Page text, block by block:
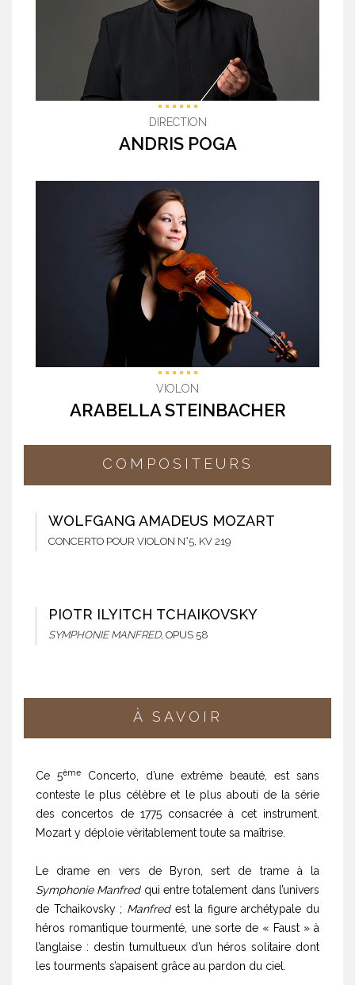
DIRECTION
ANDRIS POGA
VIOLON
ARABELLA STEINBACHER
COMPOSITEURS
WOLFGANG AMADEUS MOZART
CONCERTO POUR VIOLON N°5, KV 219
PIOTR ILYITCH TCHAIKOVSKY
SYMPHONIE MANFRED, OPUS 58
À SAVOIR
Ce 5ème
Concerto, d’une extrême beauté, est sans
conteste le plus célèbre et le plus abouti de la série
des concertos de 1775 consacrée à cet instrument.
Mozart y déploie véritablement toute sa maîtrise.
Le drame en vers de Byron, sert de trame à la
Symphonie Manfred qui entre totalement dans l’univers
de Tchaikovsky ; Manfredest la figure archétypale du
héros romantique tourmenté, une sorte de « Faust » à
l’anglaise : destin tumultueux d’un héros solitaire dont
les tourments s’apaisent grâce au pardon du ciel.